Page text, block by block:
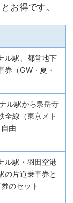
お得です。
ル駅、都営地下
券（GW・夏・
ル駅から泉岳寺
全線（東京メト
由
ル駅・羽田空港
の片道乗車券と
のセット